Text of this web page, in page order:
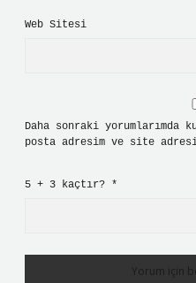
Web Sitesi
Daha sonraki yorumlarımda
posta adresim ve site
5 + 3 kaçtır? *